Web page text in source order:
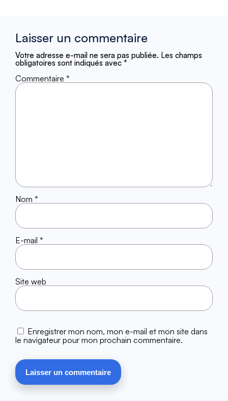
Laisser un commentaire
Votre adresse e-mail ne sera pas publiée. Les champs
obligatoires sont indiqués avec *
Commentaire *
Nom *
E-mail *
Site web
Enregistrer mon nom, mon e-mail et mon site dans
le navigateur pour mon prochain commentaire.